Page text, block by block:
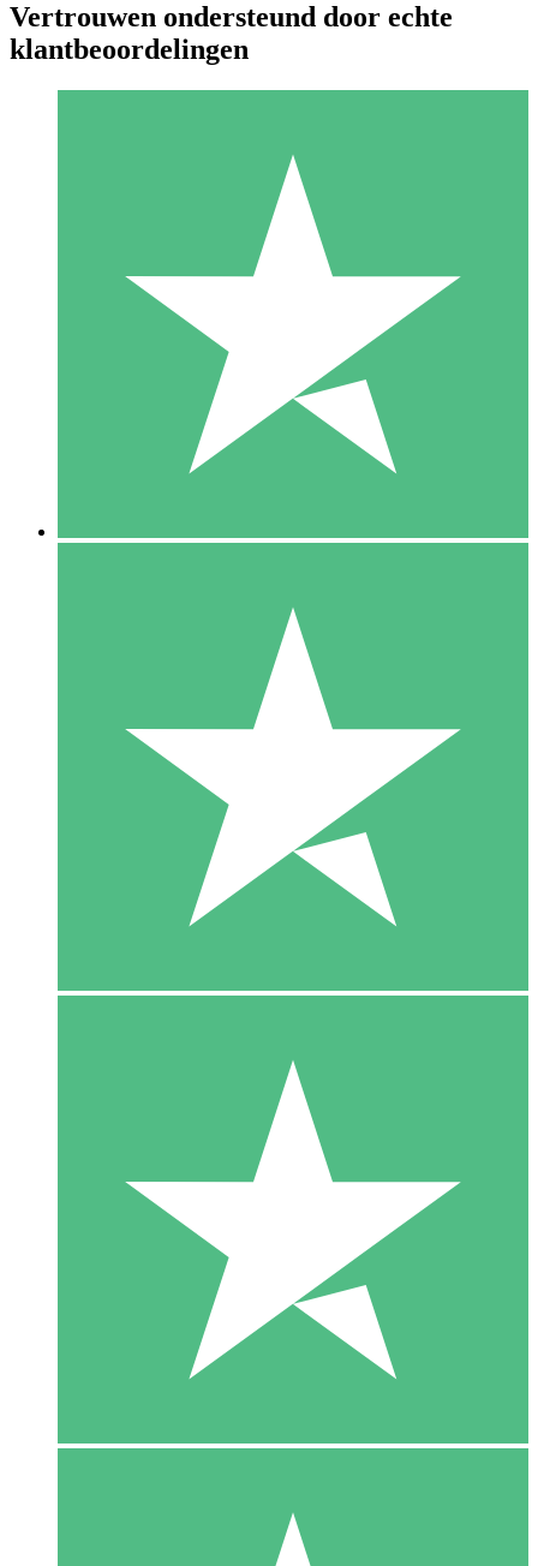
Individuele Creditpakketten
Betaal per gebruik met downloadtegoeden. Geen maandelijkse
1000
10 Downloaden
20 00
Vertrouwen ondersteund door echte
klantbeoordelingen